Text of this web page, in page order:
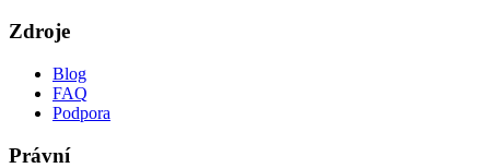
Zdroje
Blog
FAQ
Podpora
Právní